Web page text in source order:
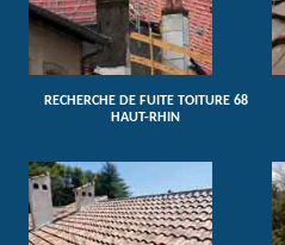
RECHERCHE DE FUITE TOITURE 68
HAUT-RHIN